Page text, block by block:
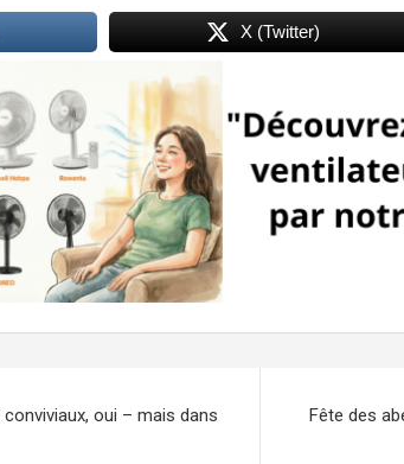
X (Twitter)
oui – mais dans
Fête des